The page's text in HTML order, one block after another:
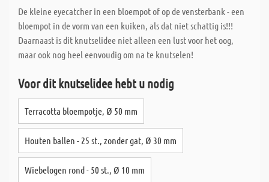
De kleine eyecatcher in een bloempot of op de vensterbank - een
bloempot in de vorm van een kuiken, als dat niet schattig is!!!
Daarnaast is dit knutselidee niet alleen een lust voor het oog,
maar ook nog heel eenvoudig om na te knutselen!
Voor dit knutselidee hebt u nodig
Terracotta bloempotje, Ø 50 mm
Houten ballen - 25 st., zonder gat, Ø 30 mm
Wiebelogen rond - 50 st., Ø 10 mm